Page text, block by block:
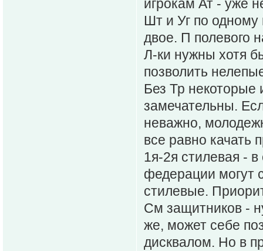
игрокам Ат - уже
Шт и Уг по одному
двое. П полевого
Л-ки нужны хотя
позволить
Без Тр некоторые
замечательны.
неважно,
все равно качать
1я-2я стилевая -
федерации могут
стилевые.
См защитников -
же, может себе
дисквалом. Но в